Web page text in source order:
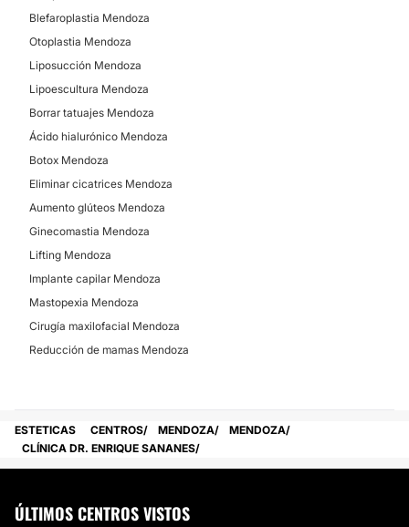
Blefaroplastia Mendoza
Otoplastia Mendoza
Liposucción Mendoza
Lipoescultura Mendoza
Borrar tatuajes Mendoza
Ácido hialurónico Mendoza
Botox Mendoza
Eliminar cicatrices Mendoza
Aumento glúteos Mendoza
Ginecomastia Mendoza
Lifting Mendoza
Implante capilar Mendoza
Mastopexia Mendoza
Cirugía maxilofacial Mendoza
Reducción de mamas Mendoza
ESTETICAS CENTROS MENDOZA
MENDOZA
CLÍNICA DR. ENRIQUE SANANES
ÚLTIMOS CENTROS VISTOS